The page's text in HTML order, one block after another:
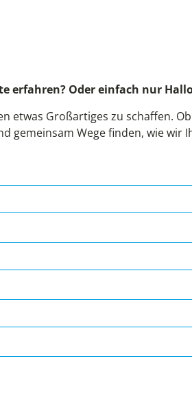
erfahren? Oder einfach nur
etwas Großartiges zu schaffen.
gemeinsam Wege finden, wie wir